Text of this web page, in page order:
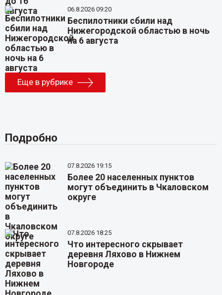
06.8.2026 09:20
Беспилотники сбили над
Нижегородской областью в ночь
на 6 августа
Еще в рубрике
Подробно
07.8.2026 19:15
Более 20 населенных пунктов
могут объединить в Чкаловском
округе
07.8.2026 18:25
Что интересного скрывает
деревня Ляхово в Нижнем
Новгороде